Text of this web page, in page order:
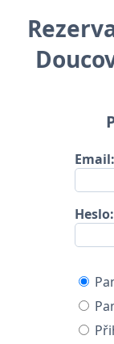
Email:
Heslo: